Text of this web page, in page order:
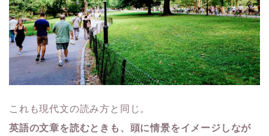
これも現代文の読み方と同じ。
英語の文章を読むときも、頭に情景をイメージしなが